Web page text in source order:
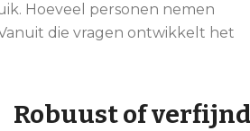
Hoeveel personen nemen
die vragen ontwikkelt het
Robuust of verfijnd